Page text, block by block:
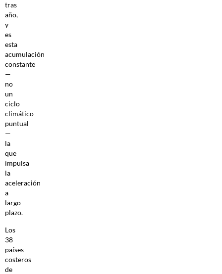
tras
año,
y
es
esta
acumulación
constante
—
no
un
ciclo
climático
puntual
—
la
que
impulsa
la
aceleración
a
largo
plazo.
Los
38
países
costeros
de